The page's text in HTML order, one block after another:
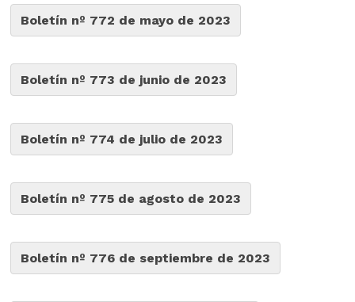
Boletín nº 772 de mayo de 2023
Boletín nº 773 de junio de 2023
Boletín nº 774 de julio de 2023
Boletín nº 775 de agosto de 2023
Boletín nº 776 de septiembre de 2023